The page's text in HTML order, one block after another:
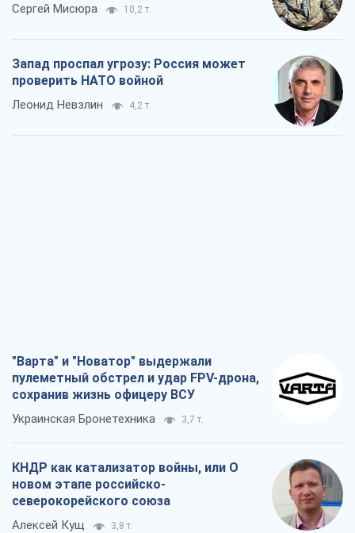
Сергей Мисюра 10,2 т.
Запад проспал угрозу: Россия может
проверить НАТО войной
Леонид Невзлин 4,2 т.
"Варта" и "Новатор" выдержали
пулеметный обстрел и удар FPV-дрона,
сохранив жизнь офицеру ВСУ
Украинская Бронетехника 3,7 т.
КНДР как катализатор войны, или О
новом этапе российско-
северокорейского союза
Алексей Кущ 3,8 т.